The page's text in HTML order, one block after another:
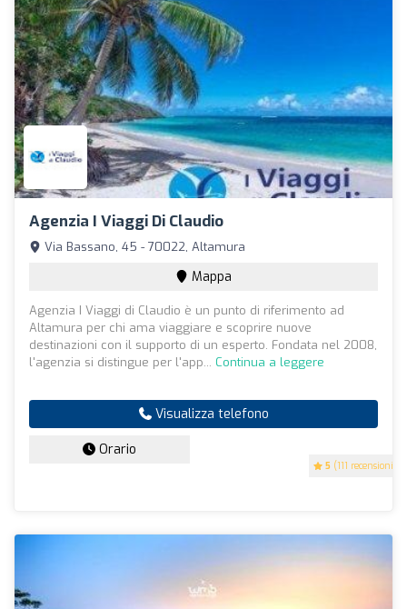
Agenzia I Viaggi Di Claudio
5 (111 recensioni)
Via Bassano, 45 - 70022, Altamura
Mappa
Agenzia I Viaggi di Claudio è un punto di riferimento ad
Altamura per chi ama viaggiare e scoprire nuove
destinazioni con il supporto di un esperto. Fondata nel 2008,
l'agenzia si distingue per l'app... Continua a leggere
Visualizza telefono
Orario